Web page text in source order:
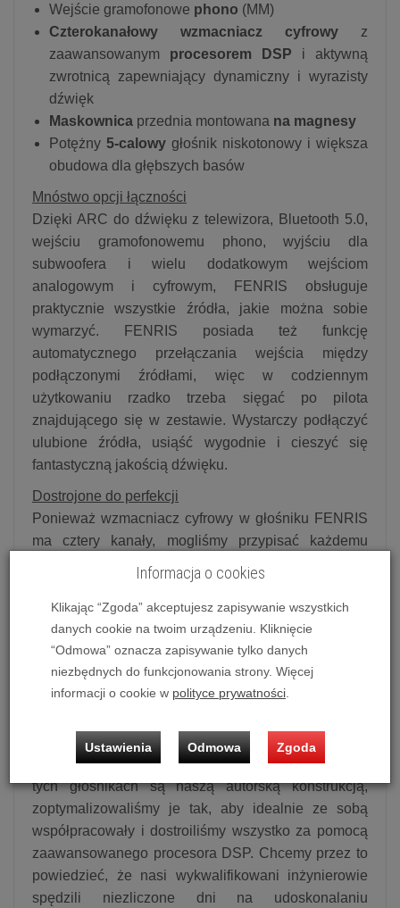
Wejście gramofonowe phono (MM)
Czterokanałowy wzmacniacz cyfrowy z
zaawansowanym procesorem DSP i aktywną
zwrotnicą zapewniający dynamiczny i wyrazisty
dźwięk
Maskownica przednia montowana na magnesy
Potężny 5-calowy głośnik niskotonowy i większa
obudowa dla głębszych basów
Mnóstwo opcji łączności
Dzięki ARC do dźwięku z telewizora, Bluetooth 5.0,
wejściu gramofonowemu phono, wyjściu dla
subwoofera i wielu dodatkowym wejściom
analogowym i cyfrowym, FENRIS obsługuje
praktycznie wszystkie źródła, jakie można sobie
wymarzyć. FENRIS posiada też funkcję
automatycznego przełączania wejścia między
podłączonymi źródłami, więc w codziennym
użytkowaniu rzadko trzeba sięgać po pilota
znajdującego się w zestawie. Wystarczy podłączyć
ulubione źródła, usiąść wygodnie i cieszyć się
fantastyczną jakością dźwięku.
Dostrojone do perfekcji
Ponieważ wzmacniacz cyfrowy w głośniku FENRIS
ma cztery kanały, mogliśmy przypisać każdemu
przetwornikowi osobny kanał wzmacniacza. W ten
sposób rozwiązujemy jedno z klasycznych wyzwań
tradycyjnych głośników: zapewnienie płynnego i
naturalnego przejścia między głośnikiem
wysokotonowym (tony wysokie) a głośnikiem
niskotonowym (tony niższe). Technologia, którą tu
stosujemy, nosi nazwę „aktywnej zwrotnicy” i jest na
zwrotnica „pasywna”. To jeszcze nie wszystko!
Ponieważ zarówno wzmacniacz, jak i przetworniki w
tych głośnikach są naszą autorską konstrukcją,
zoptymalizowaliśmy je tak, aby idealnie ze sobą
współpracowały i dostroiliśmy wszystko za pomocą
zaawansowanego procesora DSP. Chcemy przez to
powiedzieć, że nasi wykwalifikowani inżynierowie
spędzili niezliczone dni na udoskonalaniu
Informacja o cookies
Klikając “Zgoda” akceptujesz zapisywanie wszystkich
danych cookie na twoim urządzeniu. Kliknięcie
“Odmowa” oznacza zapisywanie tylko danych
niezbędnych do funkcjonowania strony. Więcej
informacji o cookie w polityce prywatności.
Ustawienia Odmowa Zgoda